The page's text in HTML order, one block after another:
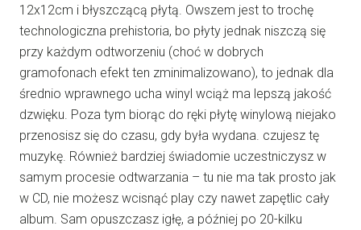
12x12cm i błyszczącą płytą. Owszem jest to trochę
technologiczna prehistoria, bo płyty jednak niszczą się
przy każdym odtworzeniu (choć w dobrych
gramofonach efekt ten zminimalizowano), to jednak dla
średnio wprawnego ucha winyl wciąż ma lepszą jakość
dzwięku. Poza tym biorąc do ręki płytę winylową niejako
przenosisz się do czasu, gdy była wydana. czujesz tę
muzykę. Również bardziej świadomie uczestniczysz w
samym procesie odtwarzania – tu nie ma tak prosto jak
w CD, nie możesz wcisnąć play czy nawet zapętlic cały
album. Sam opuszczasz igłę, a później po 20-kilku